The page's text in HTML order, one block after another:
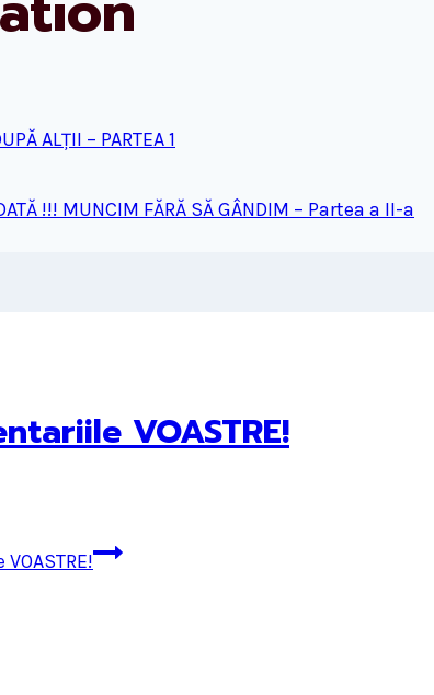
ALȚII – PARTEA 1
!!! MUNCIM FĂRĂ SĂ GÂNDIM – Partea a II-a
VOASTRE!